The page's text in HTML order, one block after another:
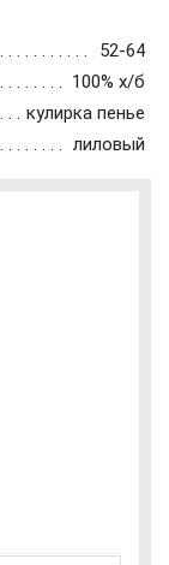
52-64
100% х/б
кулирка пенье
лиловый